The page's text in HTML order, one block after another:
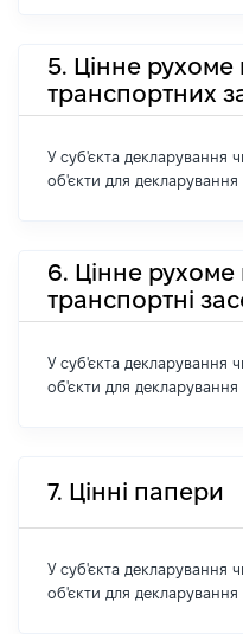
5. Цінне рухоме
транспортних
У суб'єкта декларування
об'єкти для декларування
6. Цінне
транспортні
У суб'єкта декларування
об'єкти для декларування
7. Цінні папери
У суб'єкта декларування
об'єкти для декларування